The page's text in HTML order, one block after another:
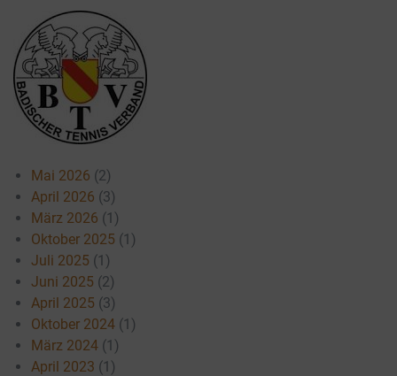
Mai 2026 (2)
April 2026 (3)
März 2026 (1)
Oktober 2025 (1)
Juli 2025 (1)
Juni 2025 (2)
April 2025 (3)
Oktober 2024 (1)
März 2024 (1)
April 2023 (1)